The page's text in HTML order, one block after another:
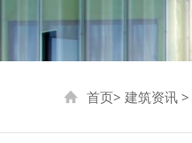
首页> 建筑资讯 >